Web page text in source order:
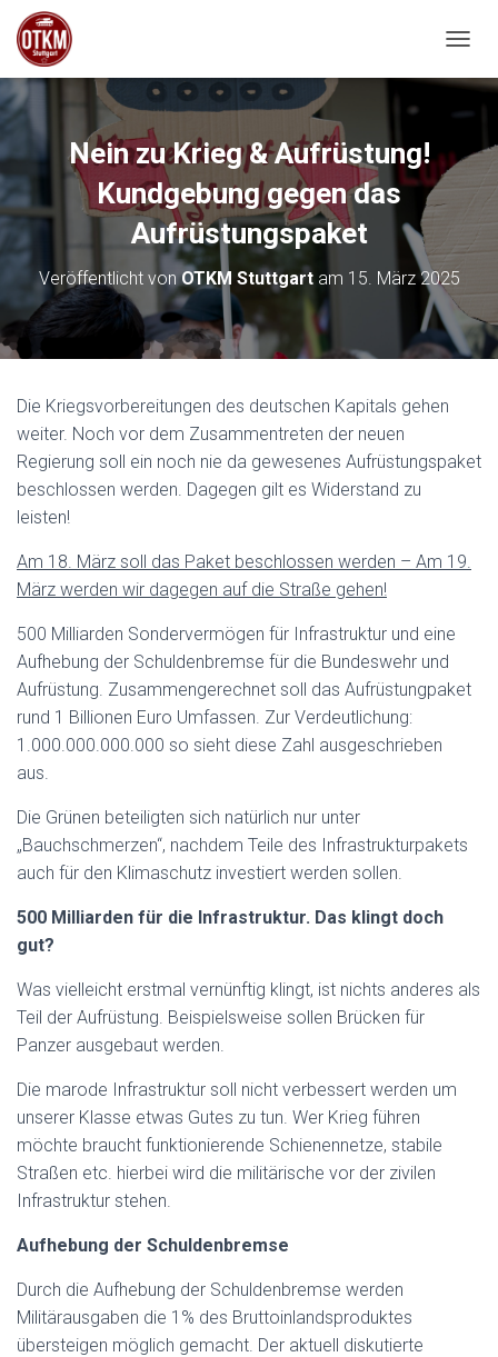
Nein zu Krieg & Aufrüstung!
Kundgebung gegen das
Aufrüstungspaket
Veröffentlicht vonOTKM Stuttgartam 15. März 2025
Die Kriegsvorbereitungen des deutschen Kapitals gehen
weiter. Noch vor dem Zusammentreten der neuen
Regierung soll ein noch nie da gewesenes Aufrüstungspaket
beschlossen werden. Dagegen gilt es Widerstand zu
leisten!
Am 18. März soll das Paket beschlossen werden – Am 19.
März werden wir dagegen auf die Straße gehen!
500 Milliarden Sondervermögen für Infrastruktur und eine
Aufhebung der Schuldenbremse für die Bundeswehr und
Aufrüstung. Zusammengerechnet soll das Aufrüstungpaket
rund 1 Billionen Euro Umfassen. Zur Verdeutlichung:
1.000.000.000.000 so sieht diese Zahl ausgeschrieben
aus.
Die Grünen beteiligten sich natürlich nur unter
„Bauchschmerzen“, nachdem Teile des Infrastrukturpakets
auch für den Klimaschutz investiert werden sollen.
500 Milliarden für die Infrastruktur. Das klingt doch
gut?
Was vielleicht erstmal vernünftig klingt, ist nichts anderes als
Teil der Aufrüstung. Beispielsweise sollen Brücken für
Panzer ausgebaut werden.
Die marode Infrastruktur soll nicht verbessert werden um
unserer Klasse etwas Gutes zu tun. Wer Krieg führen
möchte braucht funktionierende Schienennetze, stabile
Straßen etc. hierbei wird die militärische vor der zivilen
Infrastruktur stehen.
Aufhebung der Schuldenbremse
Durch die Aufhebung der Schuldenbremse werden
Militärausgaben die 1% des Bruttoinlandsproduktes
übersteigen möglich gemacht. Der aktuell diskutierte